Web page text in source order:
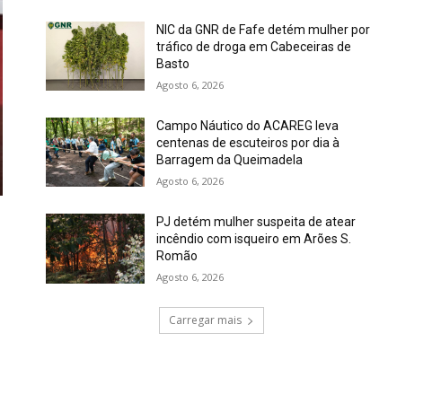
NIC da GNR de Fafe detém mulher por
tráfico de droga em Cabeceiras de
Basto
Agosto 6, 2026
Campo Náutico do ACAREG leva
centenas de escuteiros por dia à
Barragem da Queimadela
Agosto 6, 2026
PJ detém mulher suspeita de atear
incêndio com isqueiro em Arões S.
Romão
Agosto 6, 2026
Carregar mais